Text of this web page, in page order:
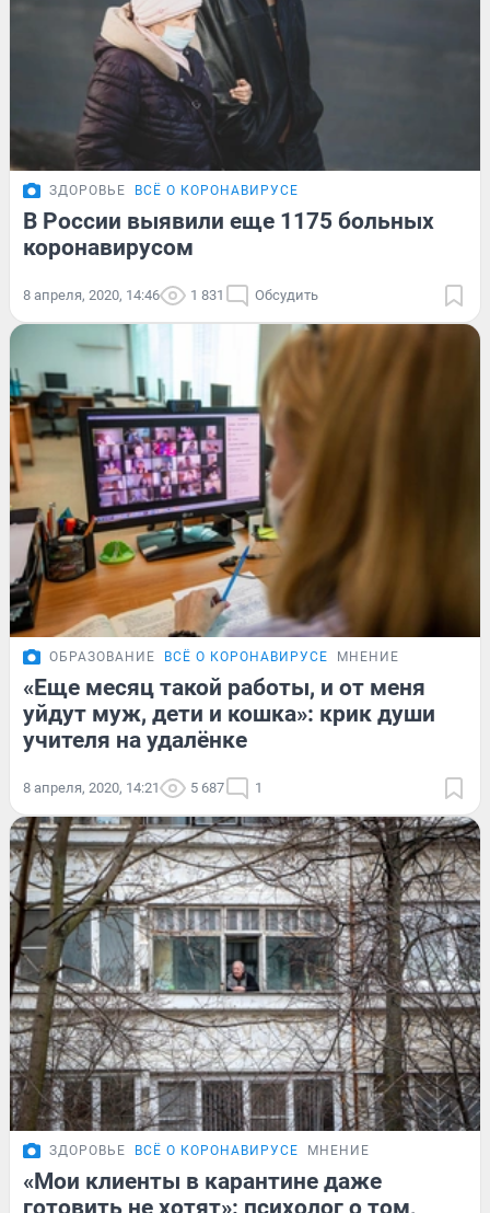
ЗДОРОВЬЕ ВСЁ О КОРОНАВИРУСЕ
В России выявили еще 1175 больных
коронавирусом
8 апреля, 2020, 14:46 1 831 Обсудить
ОБРАЗОВАНИЕ ВСЁ О КОРОНАВИРУСЕ МНЕНИЕ
«Еще месяц такой работы, и от меня
уйдут муж, дети и кошка»: крик души
учителя на удалёнке
8 апреля, 2020, 14:21 5 687 1
ЗДОРОВЬЕ ВСЁ О КОРОНАВИРУСЕ МНЕНИЕ
«Мои клиенты в карантине даже
готовить не хотят»: психолог о том,